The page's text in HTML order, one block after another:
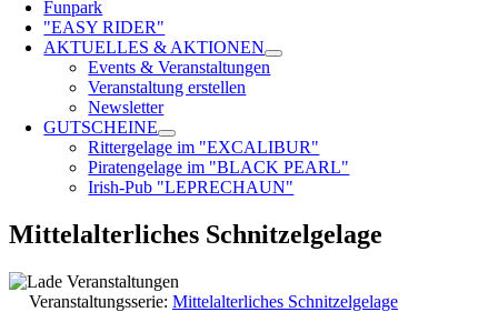
Funpark
"EASY RIDER"
AKTUELLES & AKTIONEN
Events & Veranstaltungen
Veranstaltung erstellen
Newsletter
GUTSCHEINE
Rittergelage im "EXCALIBUR"
Piratengelage im "BLACK PEARL"
Irish-Pub "LEPRECHAUN"
Mittelalterliches Schnitzelgelage
Veranstaltungsserie: Mittelalterliches Schnitzelgelage